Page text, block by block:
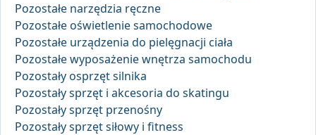
Pozostałe narzędzia ręczne
Pozostałe oświetlenie samochodowe
Pozostałe urządzenia do pielęgnacji ciała
Pozostałe wyposażenie wnętrza samochodu
Pozostały osprzęt silnika
Pozostały sprzęt i akcesoria do skatingu
Pozostały sprzęt przenośny
Pozostały sprzęt siłowy i fitness